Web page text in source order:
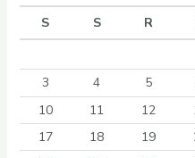
S
S R
3
4 5
10
11 12
17
18 19